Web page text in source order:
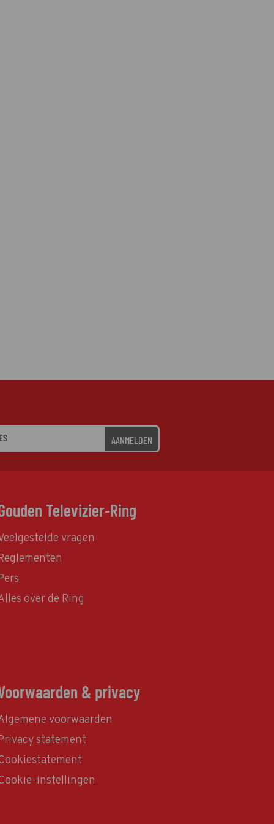
AANMELDEN
Televizier-Ring
vragen
over de Ring
& privacy
voorwaarden
statement
instellingen